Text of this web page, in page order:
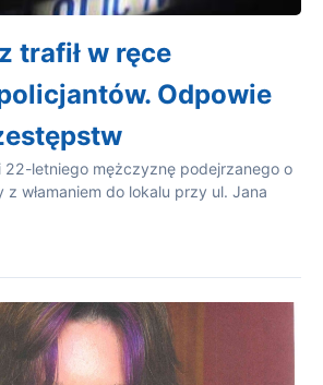
trafił w ręce
Odpowie
22-letniego mężczyznę podejrzanego o
z włamaniem do lokalu przy ul. Jana